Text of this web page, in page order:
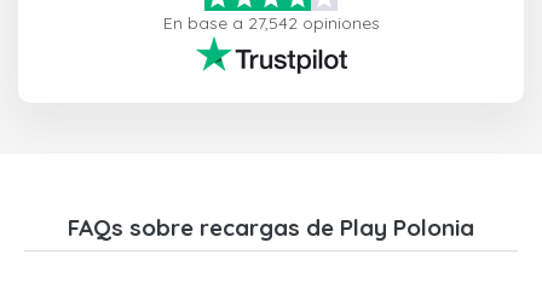
En base a 27,542 opiniones
FAQs sobre recargas de Play Polonia